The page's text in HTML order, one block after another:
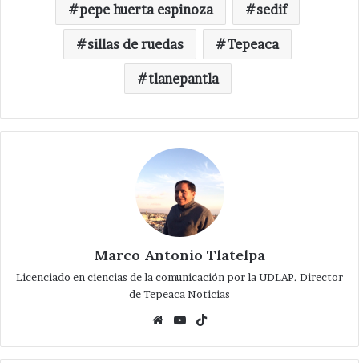
pepe huerta espinoza sedif
sillas de ruedas Tepeaca
tlanepantla
Marco Antonio Tlatelpa
Licenciado en ciencias de la comunicación por la UDLAP. Director
de Tepeaca Noticias
WebsiteYouTube